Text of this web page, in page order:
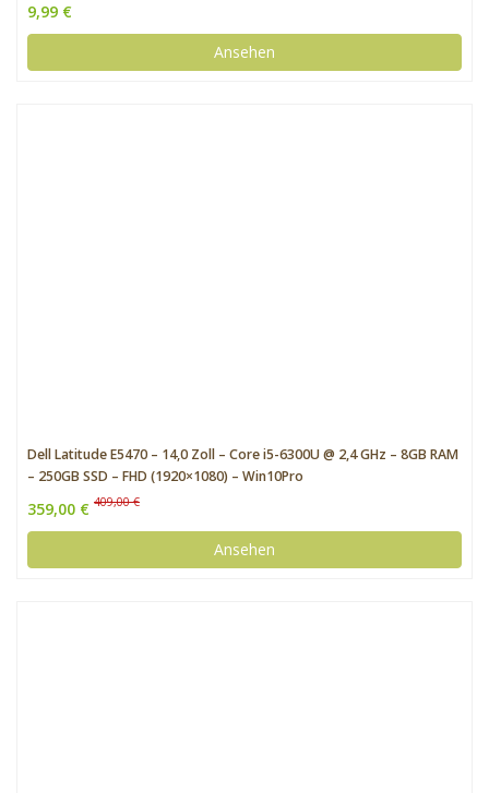
9,99 €
Ansehen
Dell Latitude E5470 – 14,0 Zoll – Core i5-6300U @ 2,4 GHz – 8GB RAM
– 250GB SSD – FHD (1920×1080) – Win10Pro
359,00 € 409,00 €
Ansehen